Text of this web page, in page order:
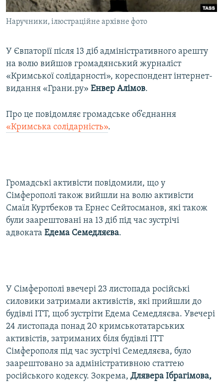
ІНФОГРАФІКА
ДОЛУЧАЙСЯ!
Усі сайти RFE/RL
Наручники, ілюстраційне архівне фото
У Євпаторії після 13 діб адміністративного арешту
на волю вийшов громадянський журналіст
«Кримської солідарності», кореспондент інтернет-
видання «Грани.ру» Енвер Алімов.
Про це повідомляє громадське об’єднання
«Кримська солідарність».
Громадські активісти повідомили, що у
Сімферополі також вийшли на волю активісти
Смаїл Куртбеков та Ернес Сейтосманов, які також
були заарештовані на 13 діб під час зустрічі
адвоката Едема Семедляєва.
У Сімферополі ввечері 23 листопада російські
силовики затримали активістів, які прийшли до
будівлі ІТТ, щоб зустріти Едема Семедляєва. Увечері
24 листопада понад 20 кримськотатарських
активістів, затриманих біля будівлі ІТТ
Сімферополя під час зустрічі Семедляєва, було
заарештовано за адміністративною статтею
російського кодексу. Зокрема, Длявера Ібрагімова,